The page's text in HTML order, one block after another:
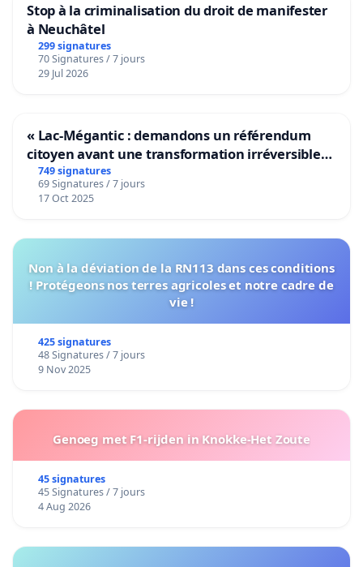
Stop à la criminalisation du droit de manifester
à Neuchâtel
299 signatures
70 Signatures / 7 jours
29 Jul 2026
« Lac-Mégantic : demandons un référendum
citoyen avant une transformation irréversible
de notre territoire »
749 signatures
69 Signatures / 7 jours
17 Oct 2025
Non à la déviation de la RN113 dans ces conditions
! Protégeons nos terres agricoles et notre cadre de
vie !
425 signatures
48 Signatures / 7 jours
9 Nov 2025
Genoeg met F1-rijden in Knokke-Het Zoute
45 signatures
45 Signatures / 7 jours
4 Aug 2026